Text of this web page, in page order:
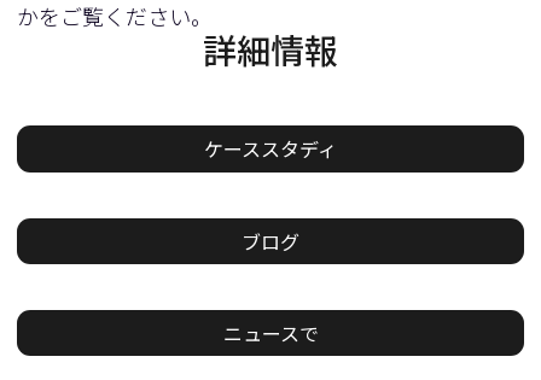
かをご覧ください。
詳細情報
ケーススタディ
ブログ
ニュースで